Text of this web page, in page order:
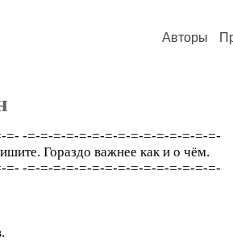
Авторы
-=-=-=-=-=-=-=-=-=-=-=-=-=-=-=-
Гораздо важнее как и о чём.
-=-=-=-=-=-=-=-=-=-=-=-=-=-=-=-